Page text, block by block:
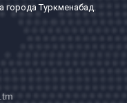
города Туркменабад.